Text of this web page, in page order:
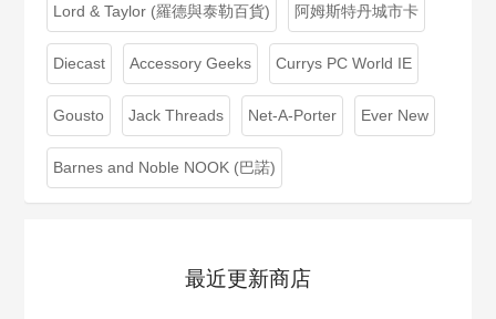
Lord & Taylor (羅德與泰勒百貨) 阿姆斯特丹城市卡
Diecast Accessory Geeks Currys PC World IE
Gousto Jack Threads Net-A-Porter Ever New
Barnes and Noble NOOK (巴諾)
最近更新商店